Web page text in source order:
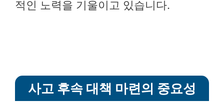
적인 노력을 기울이고 있습니다.
사고 후속 대책 마련의 중요성